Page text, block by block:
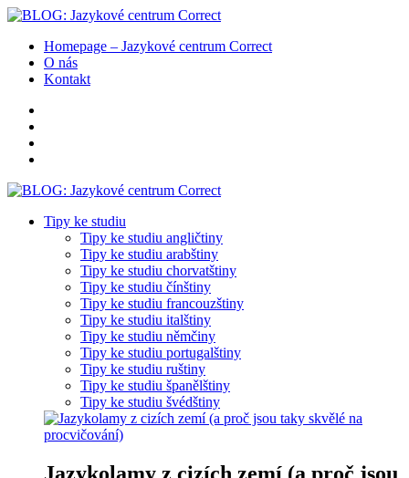
Homepage – Jazykové centrum Correct
O nás
Kontakt
Tipy ke studiu
Tipy ke studiu angličtiny
Tipy ke studiu arabštiny
Tipy ke studiu chorvatštiny
Tipy ke studiu čínštiny
Tipy ke studiu francouzštiny
Tipy ke studiu italštiny
Tipy ke studiu němčiny
Tipy ke studiu portugalštiny
Tipy ke studiu ruštiny
Tipy ke studiu španělštiny
Tipy ke studiu švédštiny